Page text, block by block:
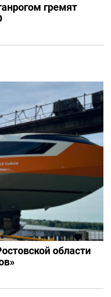
гремят
области